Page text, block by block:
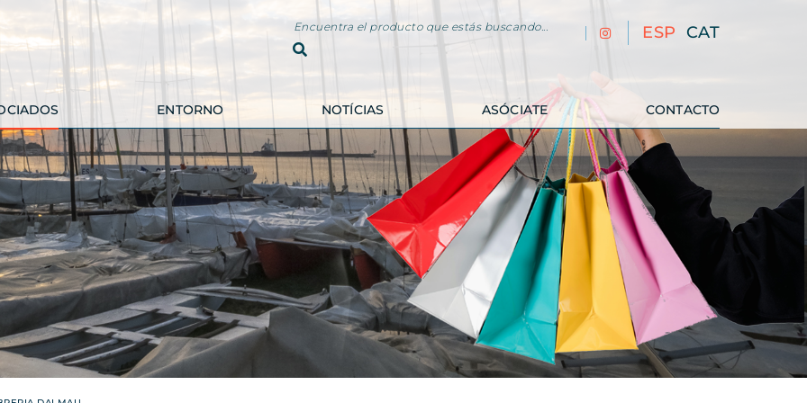
Encuentra el producto que estás buscando... ESP CAT
ALOJAMIENTOS Y
INMOBILIARIAS
FINCAS BLAU CEL
IMMOSERVEIS
HELENA JORNET
FINQUES
EUROAGENCIA
EMPORDÀ
RETREATS
HOSTELERÍA
DÈRIA
COSTA BRAVA
CAN DOLPINO
CAFETERÍA SANT
ANTONI
GAVARRES
IL PADRINO
ENTORNO NOTÍCIAS ASÓCIATE CONTACTO